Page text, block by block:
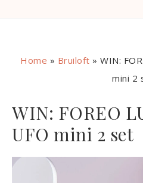
Home » Bruiloft »WIN:
mini 2
WIN: FOREO
UFO mini 2 set